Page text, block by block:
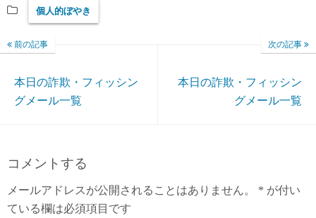
個人的ぼやき
前の記事
本日の詐欺・フィッシン
グメール一覧
次の記事
本日の詐欺・フィッシン
グメール一覧
コメントする
メールアドレスが公開されることはありません。 * が付い
ている欄は必須項目です